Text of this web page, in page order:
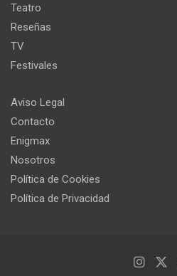
Teatro
Reseñas
TV
Festivales
Aviso Legal
Contacto
Enigmax
Nosotros
Política de Cookies
Política de Privacidad